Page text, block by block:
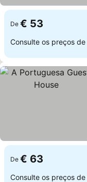
De € 53
Consulte os preços de
De € 63
Consulte os preços de